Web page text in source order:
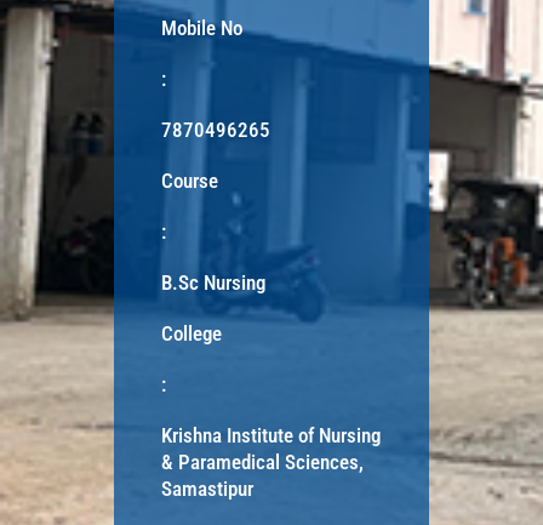
Mobile No
:
7870496265
Course
:
B.Sc Nursing
College
:
Krishna Institute of Nursing
& Paramedical Sciences,
Samastipur